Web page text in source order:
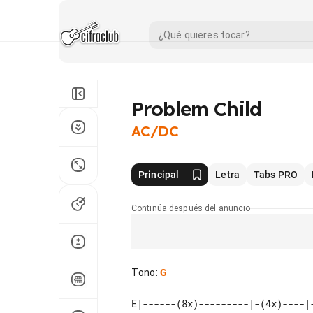
Problem Child
AC/DC
Principal Letra Tabs PRO
Continúa después del anuncio
Tono: G
E|------(8x)---------|-